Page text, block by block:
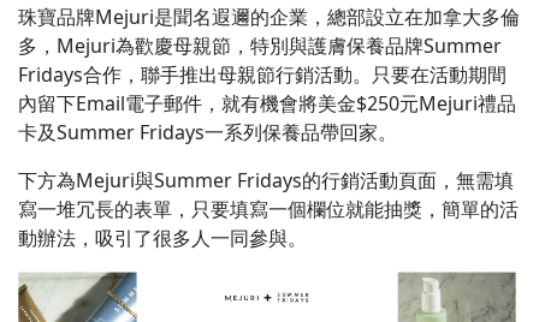
珠寶品牌Mejuri是聞名遐邇的企業，總部設立在加拿大多倫
多，Mejuri為歡慶母親節，特別與護膚保養品牌Summer
Fridays合作，聯手推出母親節行銷活動。只要在活動期間
內留下Email電子郵件，就有機會將美金$250元Mejuri禮品
卡及Summer Fridays一系列保養品帶回家。
下方為Mejuri與Summer Fridays的行銷活動頁面，無需填
寫一堆冗長的表單，只要填寫一個欄位就能抽獎，簡單的活
動辦法，吸引了很多人一同參與。